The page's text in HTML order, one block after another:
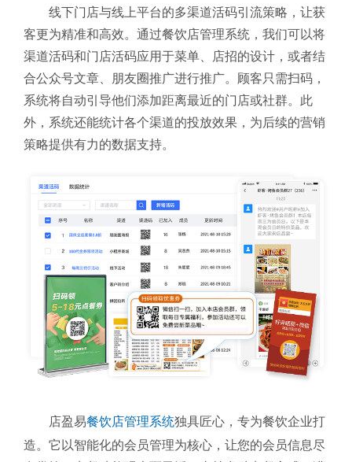
线下门店与线上平台的多渠道活码引流策略，让获
客更为精准和高效。通过餐饮店管理系统，我们可以将
渠道活码和门店活码应用于菜单、店招的设计，或者结
合公众号文章、朋友圈推广进行推广。顾客只需扫码，
系统将自动引导他们添加距离最近的门店或社群。此
外，系统还能统计各个渠道的投放效果，为后续的营销
策略提供有力的数据支持。
店盈易餐饮店管理系统独具匠心，专为餐饮企业打
造。它以智能化的会员管理为核心，让您的会员信息尽